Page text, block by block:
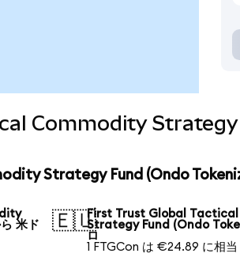
Commodity Strategy
Strategy Fund (Ondo
米ド
🇪🇺First Trust Global
Strategy Fund (Ondo
ロ
1 FTGCon は €24.89 に相当